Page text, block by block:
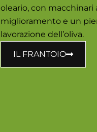
oleario, con macchinari
miglioramento e un
lavorazione dell’oliva.
IL FRANTOIO